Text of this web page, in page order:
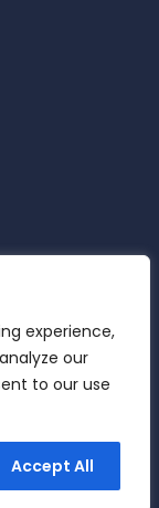
experience,
our
to our use
Accept All